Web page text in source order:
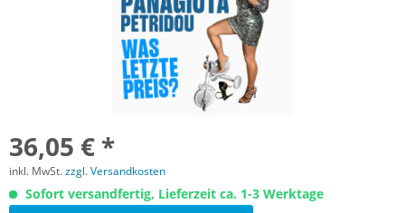
36,05 € *
inkl. MwSt.zzgl. Versandkosten
Sofort versandfertig, Lieferzeit ca. 1-3 Werktage